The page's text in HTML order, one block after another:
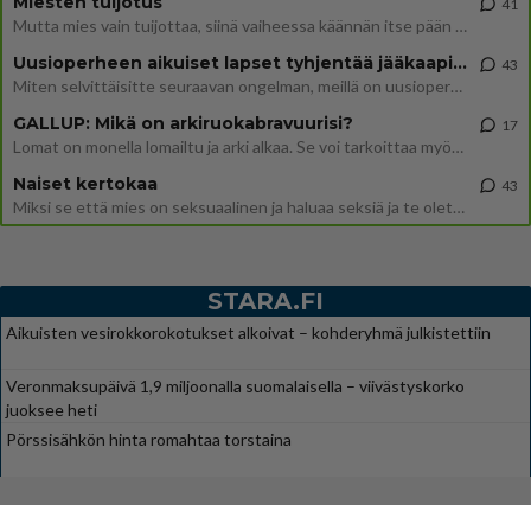
Mutta mies vain tuijottaa, siinä vaiheessa käännän itse pään pois. Mikä juttu? Yleensä jos joku tuijottaa tai katsoo, hä
41
Uusioperheen aikuiset lapset tyhjentää jääkaapin käydessään
Miten selvittäisitte seuraavan ongelman, meillä on uusioperhe, minulla teini-ikäiset lapset ja puolisolla aikuiset, jotk
43
GALLUP: Mikä on arkiruokabravuurisi?
Lomat on monella lomailtu ja arki alkaa. Se voi tarkoittaa myös sitä, että grillailut on grillattu ja palataan arjen ruo
17
Naiset kertokaa
Miksi se että mies on seksuaalinen ja haluaa seksiä ja te olette hänen mielestänne haluttava on vastenmielistä? Mikä sii
43
STARA.FI
Aikuisten vesirokkorokotukset alkoivat – kohderyhmä julkistettiin
Veronmaksupäivä 1,9 miljoonalla suomalaisella – viivästyskorko
juoksee heti
Pörssisähkön hinta romahtaa torstaina